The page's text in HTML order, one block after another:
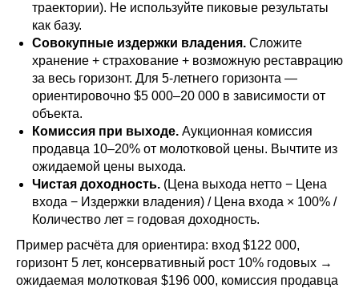
траектории). Не используйте пиковые результаты
как базу.
Совокупные издержки владения. Сложите
хранение + страхование + возможную реставрацию
за весь горизонт. Для 5-летнего горизонта —
ориентировочно $5 000–20 000 в зависимости от
объекта.
Комиссия при выходе. Аукционная комиссия
продавца 10–20% от молотковой цены. Вычтите из
ожидаемой цены выхода.
Чистая доходность. (Цена выхода нетто − Цена
входа − Издержки владения) / Цена входа × 100% /
Количество лет = годовая доходность.
Пример расчёта для ориентира: вход $122 000,
горизонт 5 лет, консервативный рост 10% годовых →
ожидаемая молотковая $196 000, комиссия продавца